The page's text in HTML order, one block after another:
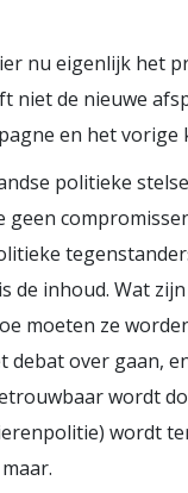
nu eigenlijk het
niet de nieuwe
en het vorige
politieke
geen
de inhoud. Wat zijn
moeten ze
debat over gaan,
wordt
wordt